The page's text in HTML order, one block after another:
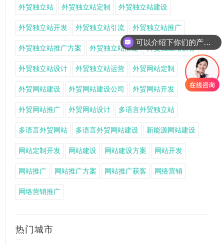
外贸独立站 外贸独立站定制 外贸独立站建设
外贸独立站开发 外贸独立站引流 外贸独立站推广
外贸独立站推广方案 外贸独立站搭建 外贸独立站获客
外贸独立站设计 外贸独立站运营 外贸网站定制
外贸网站建设 外贸网站建设公司 外贸网站开发
外贸网站推广 外贸网站设计 多语言外贸独立站
多语言外贸网站 多语言外贸网站建设 新能源网站建设
网站定制开发 网站建设 网站建设方案 网站开发
网站推广 网站推广方案 网站推广获客 网络营销
网络营销推广
热门城市
可以介绍下你们的产品么